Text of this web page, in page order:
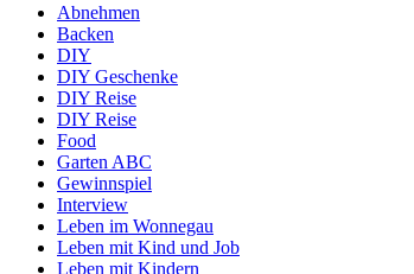
Abnehmen
Backen
DIY
DIY Geschenke
DIY Reise
DIY Reise
Food
Garten ABC
Gewinnspiel
Interview
Leben im Wonnegau
Leben mit Kind und Job
Leben mit Kindern